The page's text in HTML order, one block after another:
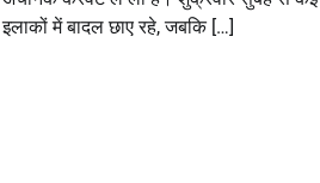
इलाकों में बादल छाए रहे, जबकि […]